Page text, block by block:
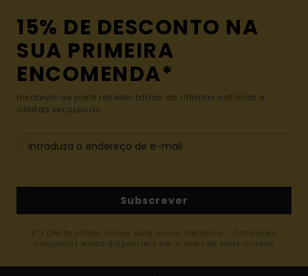
15% DE DESCONTO NA
SUA PRIMEIRA
ENCOMENDA*
Inscreva-se para receber todas as últimas notícias e
ofertas exclusivas.
Subscrever
(*) Oferta válida online para novos membros - Condições
completas estão disponíveis em e-mail de boas-vindas